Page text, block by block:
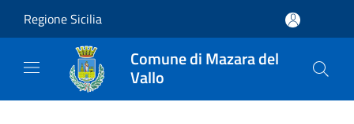
Regione Sicilia
Comune di Mazara del
Vallo